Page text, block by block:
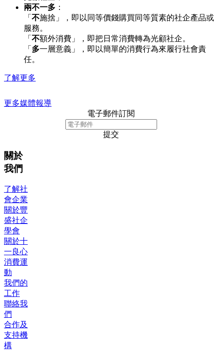
兩不一多 ：
「 不施捨」，即以同等價錢購買同等質素的社企產品或
服務。
「 不額外消費」，即把日常消費轉為光顧社企。
「 多一層意義」，即以簡單的消費行為來履行社會責
任。
了解更多
更多媒體報導
電子郵件訂閱
提交
關於
我們
了解社
會企業
關於豐
盛社企
學會
關於十
一良心
消費運
動
我們的
工作
聯絡我
們
合作及
支持機
構